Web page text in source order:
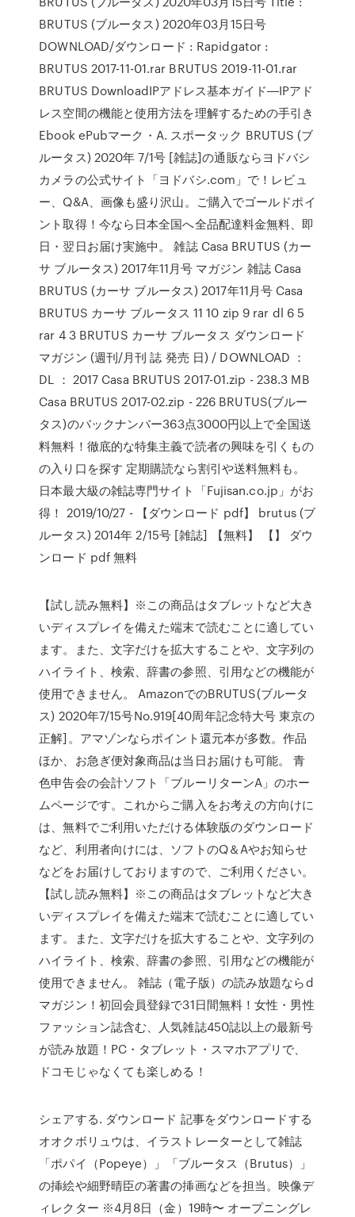
BRUTUS (ブルータス) 2020年03月15日号
DOWNLOAD/ダウンロード : Rapidgator :
BRUTUS 2017-11-01.rar BRUTUS 2019-11-01.rar
BRUTUS DownloadIPアドレス基本ガイド―IPアド
レス空間の機能と使用方法を理解するための手引き
Ebook ePubマーク・A. スポータック BRUTUS (ブ
ルータス) 2020年 7/1号 [雑誌]の通販ならヨドバシ
カメラの公式サイト「ヨドバシ.com」で！レビュ
ー、Q&A、画像も盛り沢山。ご購入でゴールドポイ
ント取得！今なら日本全国へ全品配達料金無料、即
日・翌日お届け実施中。 雑誌 Casa BRUTUS (カー
サ ブルータス) 2017年11月号 マガジン 雑誌 Casa
BRUTUS (カーサ ブルータス) 2017年11月号 Casa
BRUTUS カーサ ブルータス 11 10 zip 9 rar dl 6 5
rar 4 3 BRUTUS カーサ ブルータス ダウンロード
マガジン (週刊/月刊 誌 発売 日) / DOWNLOAD ：
DL ： 2017 Casa BRUTUS 2017-01.zip - 238.3 MB
Casa BRUTUS 2017-02.zip - 226 BRUTUS(ブルー
タス)のバックナンバー363点3000円以上で全国送
料無料！徹底的な特集主義で読者の興味を引くもの
の入り口を探す 定期購読なら割引や送料無料も。
日本最大級の雑誌専門サイト「Fujisan.co.jp」がお
得！ 2019/10/27 - 【ダウンロード pdf】 brutus (ブ
ルータス) 2014年 2/15号 [雑誌] 【無料】 【】 ダウ
ンロード pdf 無料
【試し読み無料】※この商品はタブレットなど大き
いディスプレイを備えた端末で読むことに適してい
ます。また、文字だけを拡大することや、文字列の
ハイライト、検索、辞書の参照、引用などの機能が
使用できません。 AmazonでのBRUTUS(ブルータ
ス) 2020年7/15号No.919[40周年記念特大号 東京の
正解]。アマゾンならポイント還元本が多数。作品
ほか、お急ぎ便対象商品は当日お届けも可能。 青
色申告会の会計ソフト「ブルーリターンA」のホー
ムページです。これからご購入をお考えの方向けに
は、無料でご利用いただける体験版のダウンロード
など、利用者向けには、ソフトのQ＆Aやお知らせ
などをお届けしておりますので、ご利用ください。
【試し読み無料】※この商品はタブレットなど大き
いディスプレイを備えた端末で読むことに適してい
ます。また、文字だけを拡大することや、文字列の
ハイライト、検索、辞書の参照、引用などの機能が
使用できません。 雑誌（電子版）の読み放題ならd
マガジン！初回会員登録で31日間無料！女性・男性
ファッション誌含む、人気雑誌450誌以上の最新号
が読み放題！PC・タブレット・スマホアプリで、
ドコモじゃなくても楽しめる！
シェアする. ダウンロード 記事をダウンロードする
オオクボリュウは、イラストレーターとして雑誌
「ポパイ（Popeye）」「ブルータス（Brutus）」
の挿絵や細野晴臣の著書の挿画などを担当。映像デ
ィレクター ※4月8日（金）19時〜 オープニングレ